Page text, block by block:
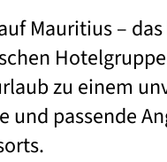
Mauritius–
zu einem
und passende